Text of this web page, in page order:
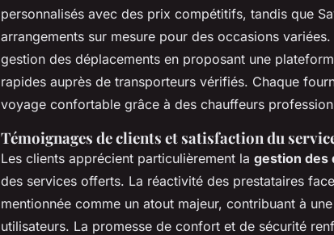
personnalisés avec des prix compétitifs, tandis que
arrangements sur mesure pour des occasions
gestion des déplacements en proposant une
rapides auprès de transporteurs vérifiés. Chaque
voyage confortable grâce à des chauffeurs
Témoignages de clients et satisfaction du
Les clients apprécient particulièrement la gestion des
des services offerts. La réactivité des prestataires
mentionnée comme un atout majeur, contribuant à une
utilisateurs. La promesse de confort et de sécurité